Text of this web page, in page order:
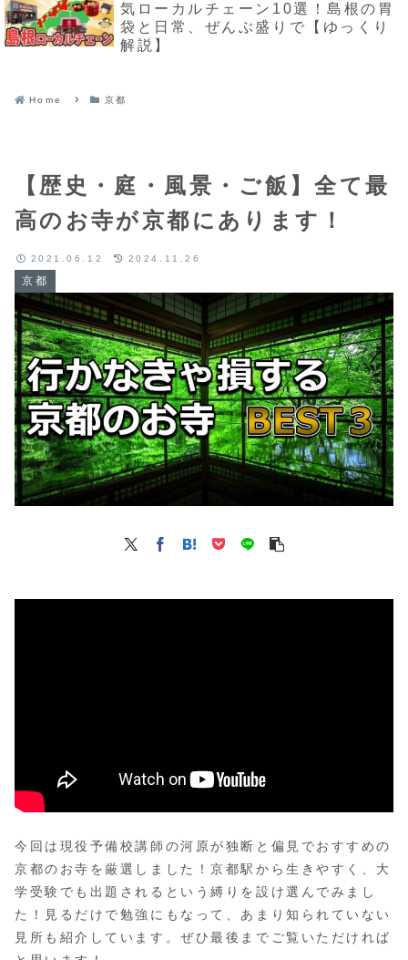
気ローカルチェーン10選！島根の胃
袋と日常、ぜんぶ盛りで【ゆっくり
解説】
Home 京都
【歴史・庭・風景・ご飯】全て最
高のお寺が京都にあります！
京都
2021.06.12 2024.11.26
今回は現役予備校講師の河原が独断と偏見でおすすめの
京都のお寺を厳選しました！京都駅から生きやすく、大
学受験でも出題されるという縛りを設け選んでみまし
た！見るだけで勉強にもなって、あまり知られていない
見所も紹介しています。ぜひ最後までご覧いただければ